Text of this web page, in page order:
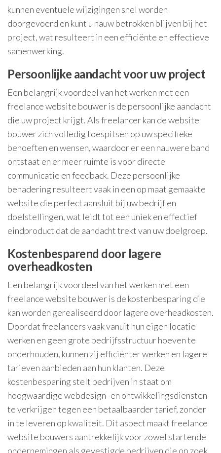
kunnen eventuele wijzigingen snel worden
doorgevoerd en kunt u nauw betrokken blijven bij het
project, wat resulteert in een efficiënte en effectieve
samenwerking.
Persoonlijke aandacht voor uw project
Een belangrijk voordeel van het werken met een
freelance website bouwer is de persoonlijke aandacht
die uw project krijgt. Als freelancer kan de website
bouwer zich volledig toespitsen op uw specifieke
behoeften en wensen, waardoor er een nauwere band
ontstaat en er meer ruimte is voor directe
communicatie en feedback. Deze persoonlijke
benadering resulteert vaak in een op maat gemaakte
website die perfect aansluit bij uw bedrijf en
doelstellingen, wat leidt tot een uniek en effectief
eindproduct dat de aandacht trekt van uw doelgroep.
Kostenbesparend door lagere
overheadkosten
Een belangrijk voordeel van het werken met een
freelance website bouwer is de kostenbesparing die
kan worden gerealiseerd door lagere overheadkosten.
Doordat freelancers vaak vanuit hun eigen locatie
werken en geen grote bedrijfsstructuur hoeven te
onderhouden, kunnen zij efficiënter werken en lagere
tarieven aanbieden aan hun klanten. Deze
kostenbesparing stelt bedrijven in staat om
hoogwaardige webdesign- en ontwikkelingsdiensten
te verkrijgen tegen een betaalbaarder tarief, zonder
in te leveren op kwaliteit. Dit aspect maakt freelance
website bouwers aantrekkelijk voor zowel startende
ondernemingen als gevestigde bedrijven die op zoek